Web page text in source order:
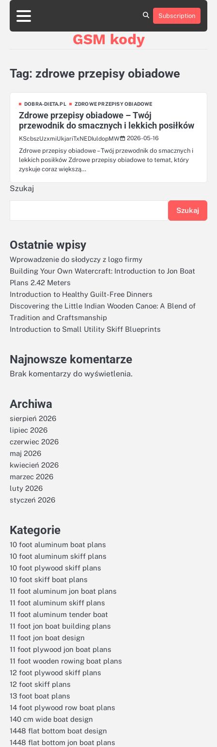
Skip
content
aluminumboatplans.com
dobra-
plywoodboatplans.com
Kontakt
Subscription
GSM kody
Tag: zdrowe przepisy obiadowe
DOBRA-DIETA.PL ZDROWE PRZEPISY OBIADOWE
Zdrowe przepisy obiadowe – Twój
przewodnik do smacznych i lekkich posiłków
KScbszUzxmiUkjariTxNEDIuldopMW
2026-05-16
Zdrowe przepisy obiadowe – Twój przewodnik do smacznych i
lekkich posiłków Zdrowe przepisy obiadowe to temat, który
zyskuje coraz większą…
Szukaj
Szukaj
Ostatnie wpisy
Wprowadzenie do słodyczy z logo firmy
Building Your Own Watercraft: Introduction to Jon Boat
Plans 2.42 Meters
Introduction to Healthy Guilt-Free Dinners
Discovering the Little Indian Wooden Canoe: A Blend of
Tradition and Craftsmanship
Introduction to Small Utility Skiff Blueprints
Najnowsze komentarze
Brak komentarzy do wyświetlenia.
Archiwa
sierpień 2026
lipiec 2026
czerwiec 2026
maj 2026
kwiecień 2026
marzec 2026
luty 2026
styczeń 2026
Kategorie
10 foot aluminum boat plans
10 foot aluminum skiff plans
10 foot plywood skiff plans
10 foot skiff boat plans
11 foot aluminum jon boat plans
11 foot aluminum skiff plans
11 foot aluminum tender boat
11 foot jon boat building plans
11 foot jon boat design
11 foot plywood jon boat plans
11 foot wooden rowing boat plans
12 foot plywood skiff plans
12 foot skiff plans
13 foot boat plans
14 foot plywood row boat plans
140 cm wide boat design
1448 flat bottom boat design
1448 flat bottom jon boat plans